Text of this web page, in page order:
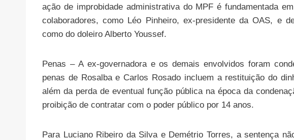
ação de improbidade administrativa do MPF é fundamentada
colaboradores, como Léo Pinheiro, ex-presidente da OAS, e
como do doleiro Alberto Youssef.
Penas – A ex-governadora e os demais envolvidos foram
penas de Rosalba e Carlos Rosado incluem a restituição do
além da perda de eventual função pública na época da
proibição de contratar com o poder público por 14 anos.
Para Luciano Ribeiro da Silva e Demétrio Torres, a sentença